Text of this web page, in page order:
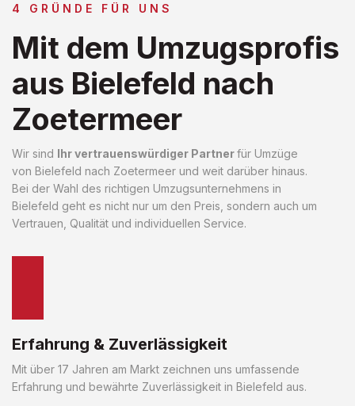
4 GRÜNDE FÜR UNS
Mit dem Umzugsprofis
aus Bielefeld nach
Zoetermeer
Wir sind Ihr vertrauenswürdiger Partnerfür Umzüge
von Bielefeld nach Zoetermeer und weit darüber hinaus.
Bei der Wahl des richtigen Umzugsunternehmens in
Bielefeld geht es nicht nur um den Preis, sondern auch um
Vertrauen, Qualität und individuellen Service.
Erfahrung & Zuverlässigkeit
Mit über 17 Jahren am Markt zeichnen uns umfassende
Erfahrung und bewährte Zuverlässigkeit in Bielefeld aus.